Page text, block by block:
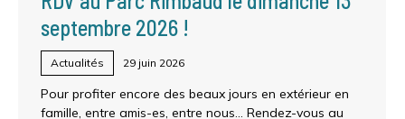
septembre 2026 !
Actualités 29 juin 2026
Pour profiter encore des beaux jours en extérieur en
famille, entre amis-es, entre nous… Rendez-vous au